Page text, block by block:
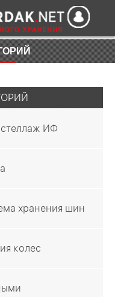
ИФ
хранения шин
колес